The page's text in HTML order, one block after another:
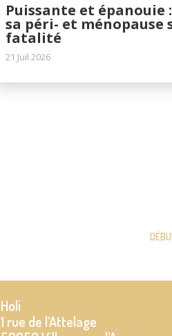
Puissante et épanouie
sa péri- et ménopause
fatalité
21 Juil 2026
Holi
1 rue de l’Attelage